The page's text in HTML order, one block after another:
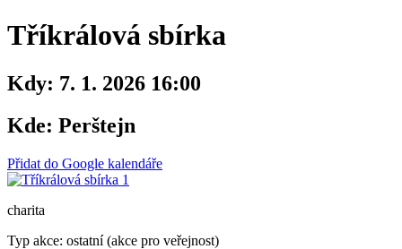
Tříkrálová sbírka
Kdy: 7. 1. 2026 16:00
Kde: Perštejn
Přidat do Google kalendáře
charita
Typ akce: ostatní (akce pro veřejnost)